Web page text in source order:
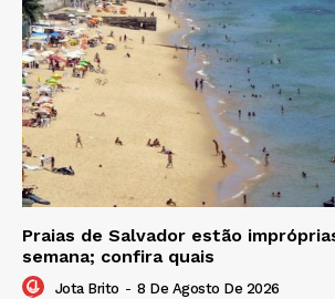
Praias de Salvador estão
semana; confira quais
Jota Brito - 8 De Agosto De 2026